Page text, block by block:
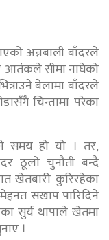
अन्नबाली बाँदरले
आतंकले सीमा नाघेको
बेलामा बाँदरले
चिन्तामा परेका
समय हो यो । तर,
ठूलो चुनौती बन्दै
खेतबारी कुरिरहेका
सखाप पारिदिने
सुर्य थापाले खेतमा
।